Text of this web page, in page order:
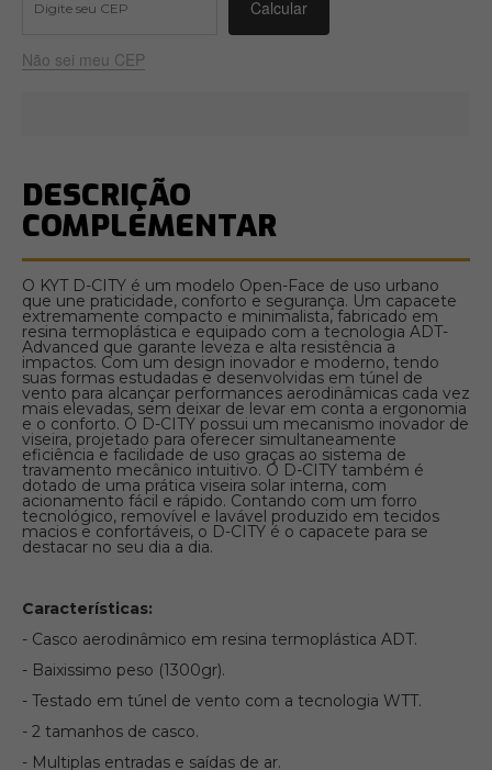
Não sei meu CEP
DESCRIÇÃO
COMPLEMENTAR
O KYT D-CITY é um modelo Open-Face de uso urbano
que une praticidade, conforto e segurança. Um capacete
extremamente compacto e minimalista, fabricado em
resina termoplástica e equipado com a tecnologia ADT-
Advanced que garante leveza e alta resistência a
impactos. Com um design inovador e moderno, tendo
suas formas estudadas e desenvolvidas em túnel de
vento para alcançar performances aerodinâmicas cada vez
mais elevadas, sem deixar de levar em conta a ergonomia
e o conforto. O D-CITY possui um mecanismo inovador de
viseira, projetado para oferecer simultaneamente
eficiência e facilidade de uso graças ao sistema de
travamento mecânico intuitivo. O D-CITY também é
dotado de uma prática viseira solar interna, com
acionamento fácil e rápido. Contando com um forro
tecnológico, removível e lavável produzido em tecidos
macios e confortáveis, o D-CITY é o capacete para se
destacar no seu dia a dia.
Características:
- Casco aerodinâmico em resina termoplástica ADT.
- Baixissimo peso (1300gr).
- Testado em túnel de vento com a tecnologia WTT.
- 2 tamanhos de casco.
- Multiplas entradas e saídas de ar.